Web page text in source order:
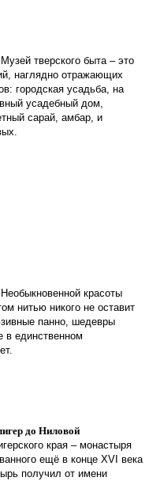
Музей тверского быта – это
наглядно отражающих
городская усадьба, на
усадебный дом,
сарай, амбар, и
Необыкновенной красоты
нитью никого не оставит
панно, шедевры
в единственном
до Ниловой
края – монастыря
ещё в конце XVI века
получил от имени